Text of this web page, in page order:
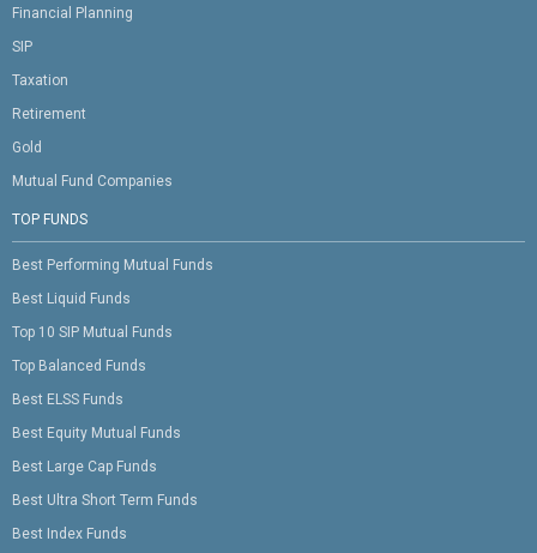
Financial Planning
SIP
Taxation
Retirement
Gold
Mutual Fund Companies
TOP FUNDS
Best Performing Mutual Funds
Best Liquid Funds
Top 10 SIP Mutual Funds
Top Balanced Funds
Best ELSS Funds
Best Equity Mutual Funds
Best Large Cap Funds
Best Ultra Short Term Funds
Best Index Funds